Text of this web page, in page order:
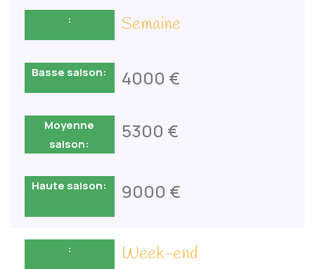
Semaine
4000 €
5300 €
9000 €
Week-end